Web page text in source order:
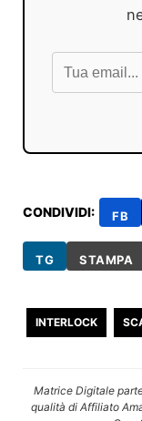
CONDIVIDI: FB
TG STAMPA
INTERLOCK
Matrice Digitale
qualità di Affiliato